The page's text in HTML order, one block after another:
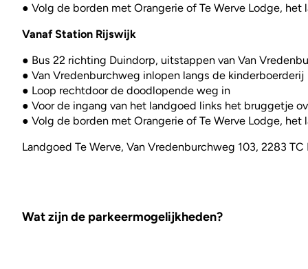
● Volg de borden met Orangerie of Te Werve Lodge, het
Vanaf Station Rijswijk
● Bus 22 richting Duindorp, uitstappen van Van
● Van Vredenburchweg inlopen langs de kinderboerderij
● Loop rechtdoor de doodlopende weg in
● Voor de ingang van het landgoed links het bruggetje
● Volg de borden met Orangerie of Te Werve Lodge, het
Landgoed Te Werve, Van Vredenburchweg 103, 2283 TC
Wat zijn de parkeermogelijkheden?